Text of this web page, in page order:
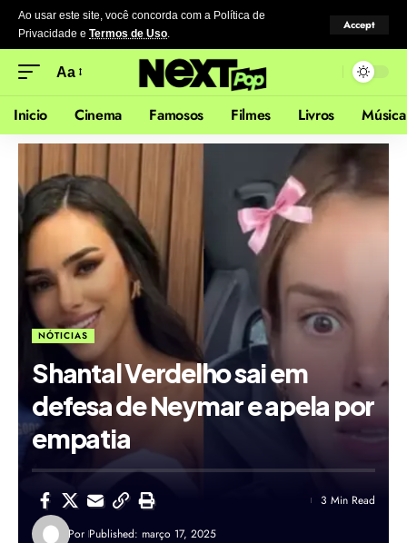
Ao usar este site, você concorda com a Política de
Privacidade e Termos de Uso.
Accept
Aa
Inicio Cinema Famosos Filmes Livros Música
NÓTICIAS
Shantal Verdelho sai em
defesa de Neymar e apela por
empatia
Por Published: março 17, 2025
3 Min Read